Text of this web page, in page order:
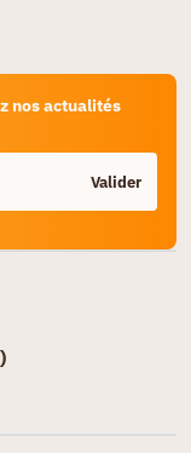
nos actualités
Valider